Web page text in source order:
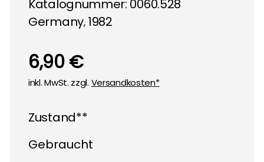
Katalognummer: 0060.528
Germany, 1982
6,90 €
inkl. MwSt. zzgl. Versandkosten*
Zustand**
Gebraucht